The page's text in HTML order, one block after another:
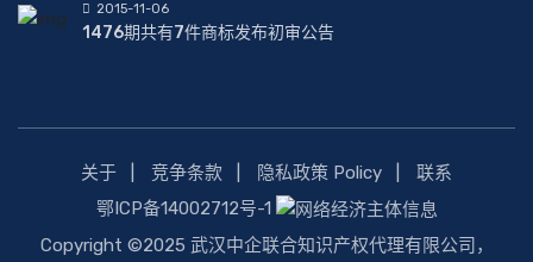
2015-11-06
1476期共有7件商标发布初审公告
关于 竞争条款 隐私政策 Policy
联系
鄂ICP备14002712号-1
Copyright ©2025 武汉中企联合知识产权代理有限公司，